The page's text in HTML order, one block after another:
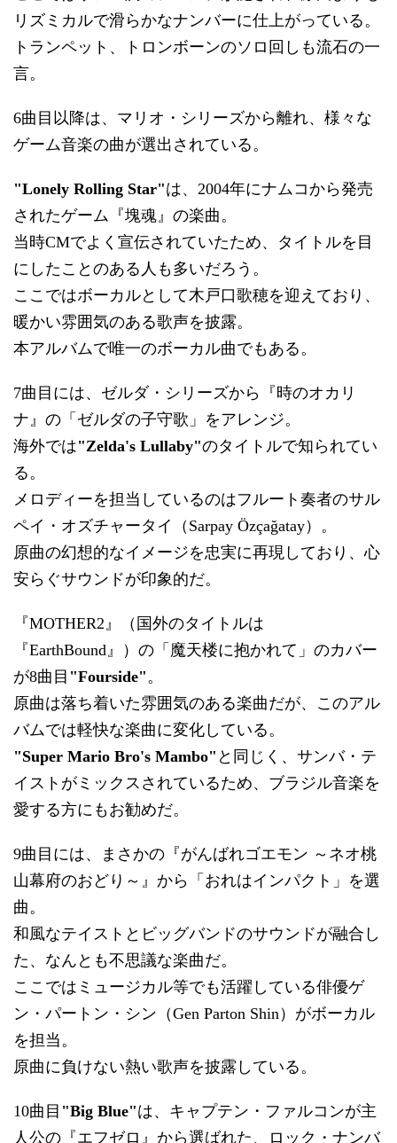
リズミカルで滑らかなナンバーに仕上がっている。
トランペット、トロンボーンのソロ回しも流石の一
言。
6曲目以降は、マリオ・シリーズから離れ、様々な
ゲーム音楽の曲が選出されている。
"Lonely Rolling Star"は、2004年にナムコから発売
されたゲーム『塊魂』の楽曲。
当時CMでよく宣伝されていたため、タイトルを目
にしたことのある人も多いだろう。
ここではボーカルとして木戸口歌穂を迎えており、
暖かい雰囲気のある歌声を披露。
本アルバムで唯一のボーカル曲でもある。
7曲目には、ゼルダ・シリーズから『時のオカリ
ナ』の「ゼルダの子守歌」をアレンジ。
海外では"Zelda's Lullaby"のタイトルで知られてい
る。
メロディーを担当しているのはフルート奏者のサル
ペイ・オズチャータイ（Sarpay Özçağatay）。
原曲の幻想的なイメージを忠実に再現しており、心
安らぐサウンドが印象的だ。
『MOTHER2』（国外のタイトルは
『EarthBound』）の「魔天楼に抱かれて」のカバー
が8曲目 "Fourside" 。
原曲は落ち着いた雰囲気のある楽曲だが、このアル
バムでは軽快な楽曲に変化している。
"Super Mario Bro's Mambo" と同じく、サンバ・テ
イストがミックスされているため、ブラジル音楽を
愛する方にもお勧めだ。
9曲目には、まさかの『がんばれゴエモン ～ネオ桃
山幕府のおどり～』から「おれはインパクト」を選
曲。
和風なテイストとビッグバンドのサウンドが融合し
た、なんとも不思議な楽曲だ。
ここではミュージカル等でも活躍している俳優ゲ
ン・パートン・シン（Gen Parton Shin）がボーカル
を担当。
原曲に負けない熱い歌声を披露している。
10曲目 "Big Blue"は、キャプテン・ファルコンが主
人公の『エフゼロ』から選ばれた、ロック・ナンバ